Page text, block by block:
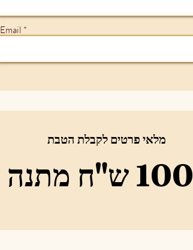
Email
מלאי פרטים לקבלת הטבת
100 ש"ח מתנה